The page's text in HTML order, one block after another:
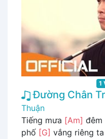
1
Đường Chân
Thuận
Tiếng mưa [Am] đêm
phố [G] vắng riêng